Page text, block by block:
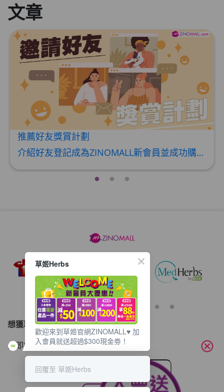
文章
推薦好友獎賞計劃
介紹好友登記成為ZINOMALL新會員並成功購物，您即可獲得$50Mall Dollar現金回贈，你的好友亦可同時獲得$50Mall Dollar現金回贈。 **舊會員必須完成首張訂單才可開通邀請好友獎賞計劃** 1. 舊會員可於 我的帳戶>>>邀請好友獎賞 中找到 好友推薦碼 (紅圈位置) 2. 會員可複製好友推薦碼並透過 Whatsapp / Facebook / Email分享給自己好友。推薦好友次數不限，介紹愈多新朋友，可獲得愈多Mall Dollar現金回贈。 3. 好友
想獲取最新的優惠資訊？
立即訂閱電子郵件!
cancel
草姬Herbs
歡迎來到草姬官網ZINOMALL♥️ 加
入會員就送超過$300現金劵！
回覆至 草姬Herbs